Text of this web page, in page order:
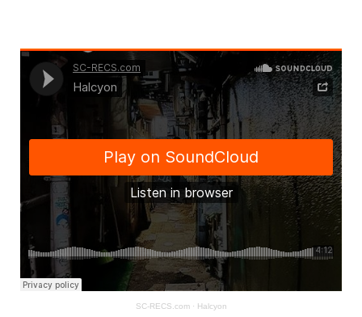
SC-RECS.com· Halcyon